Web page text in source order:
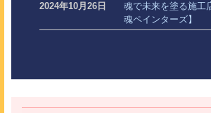
2024年10月26日
魂で未来を塗る施工
魂ペインターズ】